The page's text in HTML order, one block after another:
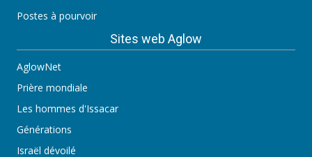
Postes à pourvoir
Sites web Aglow
AglowNet
Prière mondiale
Les hommes d'Issacar
Générations
Israël dévoilé